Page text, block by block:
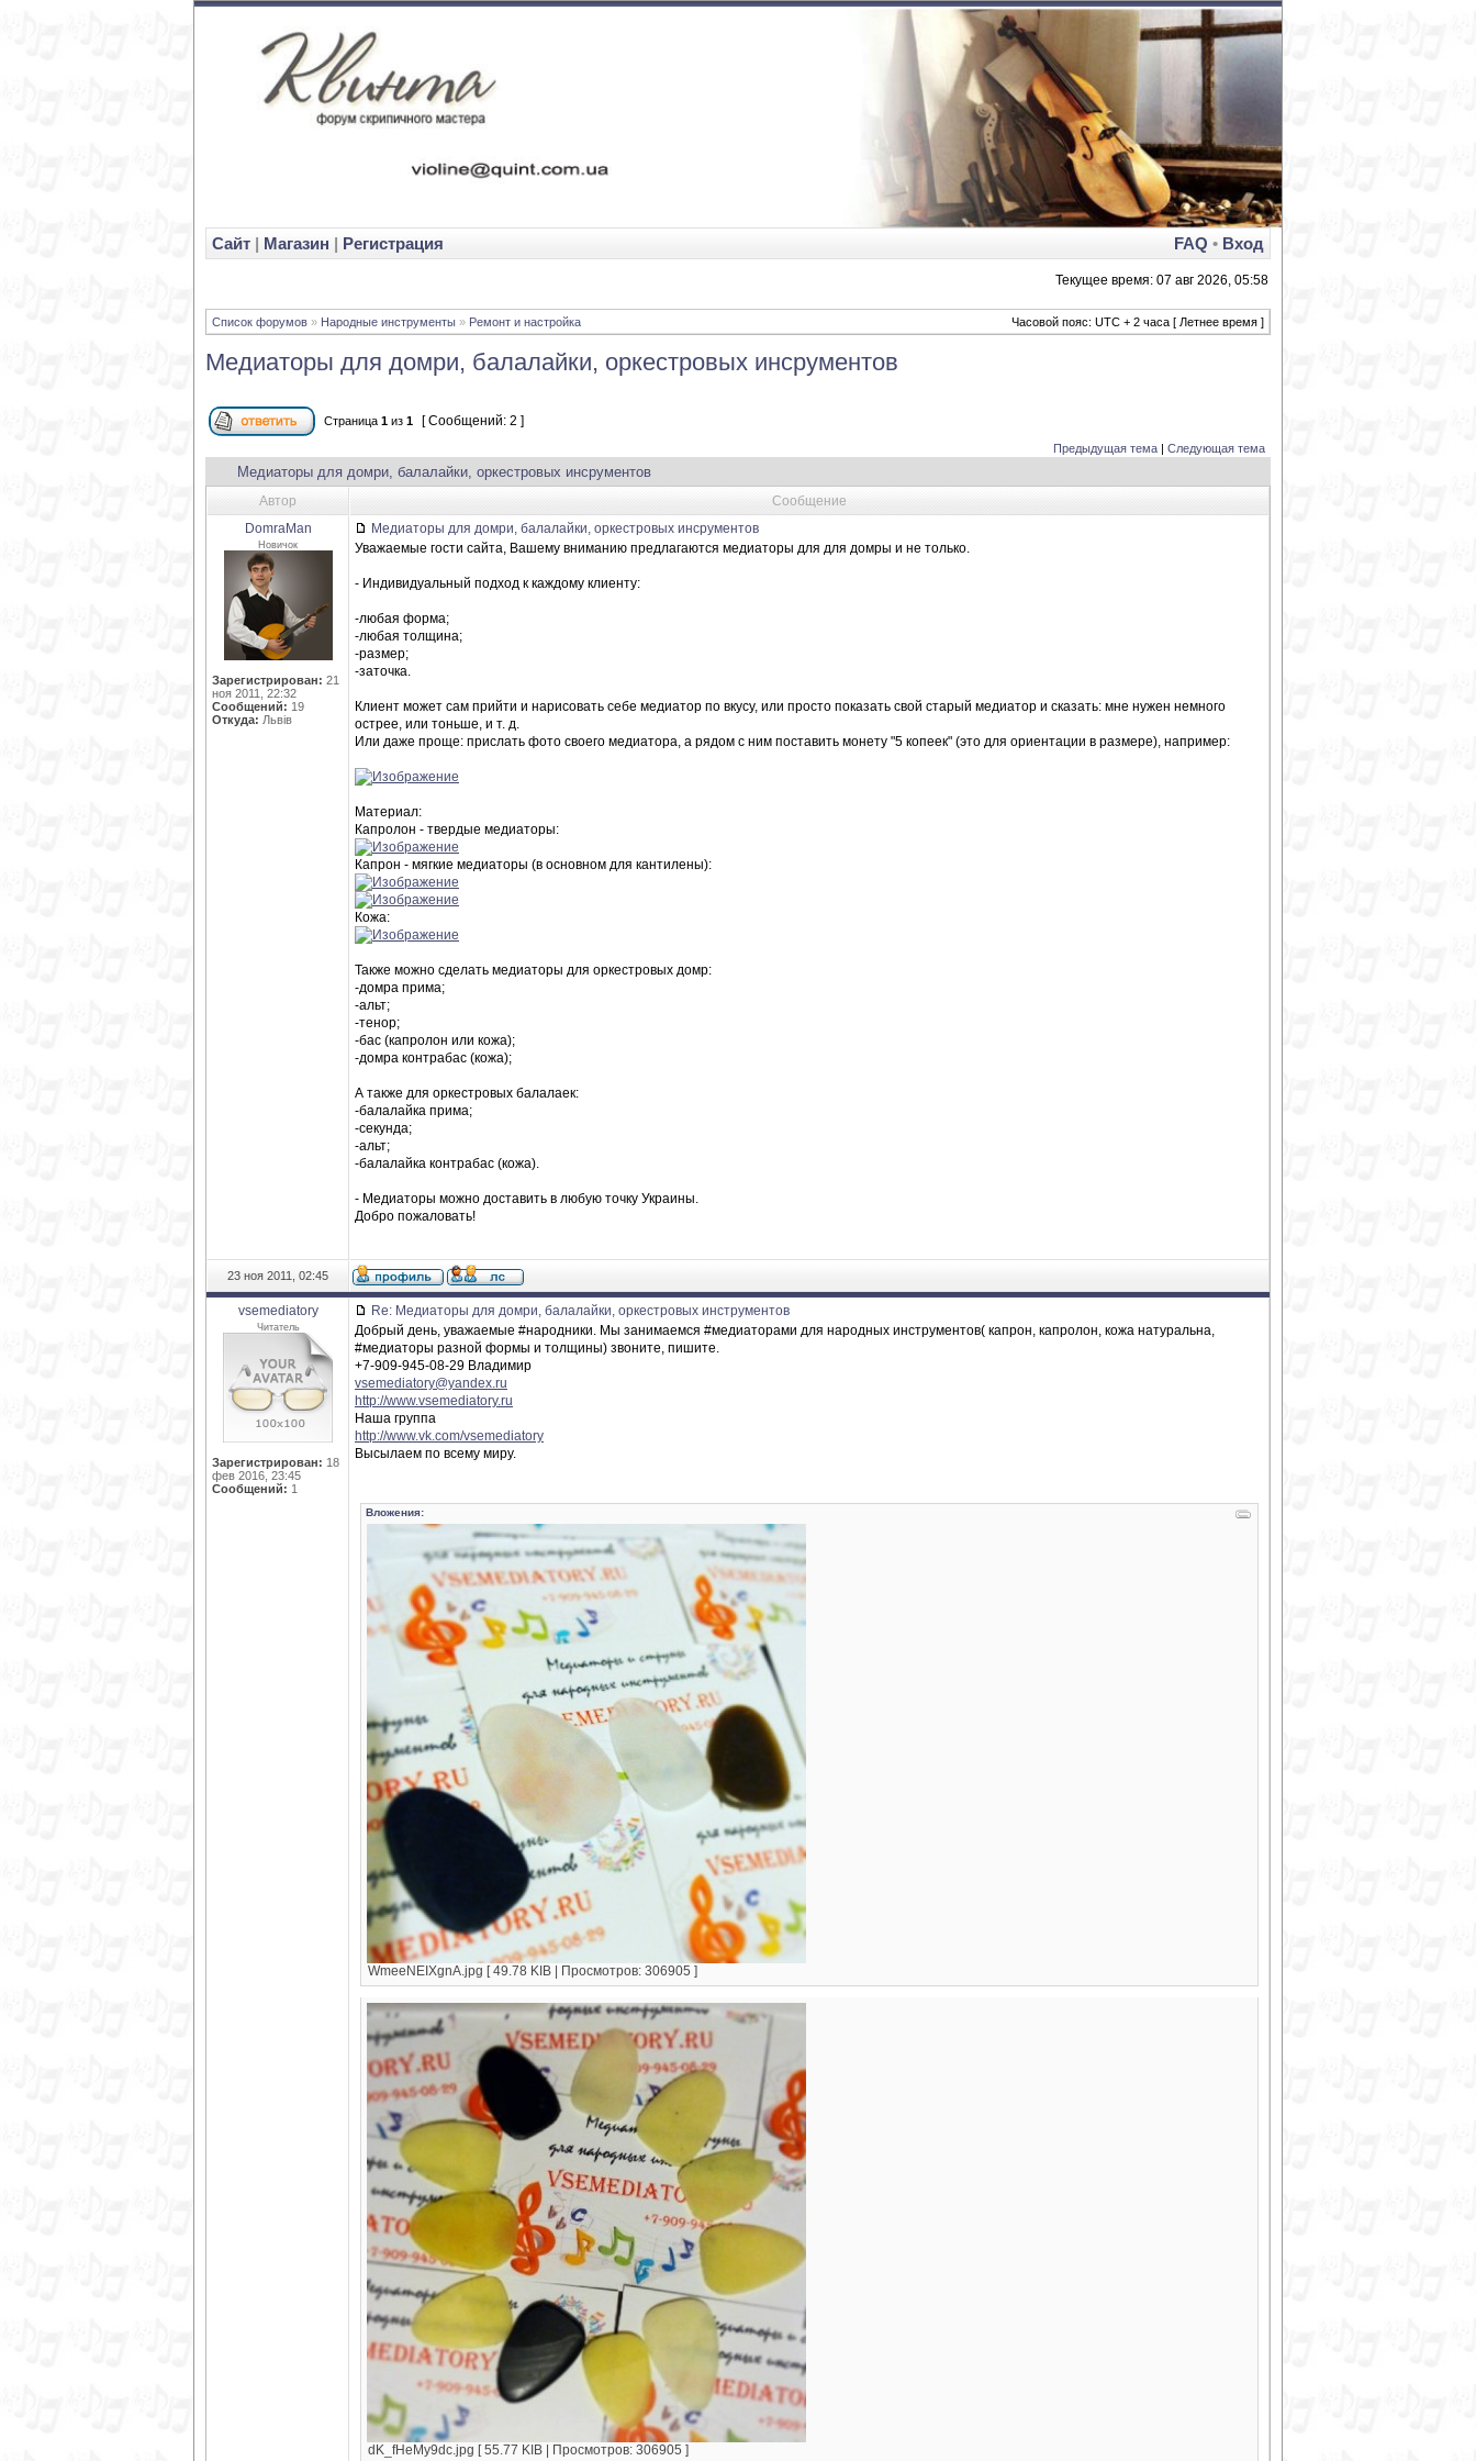
Cайт | Магазин | FAQ • Вход
Регистрация
Текущее время: 07 авг 2026, 05:58
Список форумов » Народные инструменты » Ремонт и настройка Часовой пояс: UTC + 2 часа [ Летнее время ]
Медиаторы для домри, балалайки, оркестровых инсрументов
Страница 1 из 1 [ Сообщений: 2 ]
Предыдущая тема | Следующая тема
Медиаторы для домри, балалайки, оркестровых инсрументов
Автор
Сообщение
DomraMan
Новичок
Зарегистрирован: 21
ноя 2011, 22:32
Сообщений: 19
Откуда: Львів
Медиаторы для домри, балалайки, оркестровых инсрументов
Уважаемые гости сайта, Вашему вниманию предлагаются медиаторы для для домры и не только.
- Индивидуальный подход к каждому клиенту:
-любая форма;
-любая толщина;
-размер;
-заточка.
Клиент может сам прийти и нарисовать себе медиатор по вкусу, или просто показать свой старый медиатор и сказать: мне нужен немного
острее, или тоньше, и т. д.
Или даже проще: прислать фото своего медиатора, а рядом с ним поставить монету "5 копеек" (это для ориентации в размере), например:
Материал:
Капролон - твердые медиаторы:
Капрон - мягкие медиаторы (в основном для кантилены):
Кожа:
Также можно сделать медиаторы для оркестровых домр:
-домра прима;
-альт;
-тенор;
-бас (капролон или кожа);
-домра контрабас (кожа);
А также для оркестровых балалаек:
-балалайка прима;
-секунда;
-альт;
-балалайка контрабас (кожа).
- Медиаторы можно доставить в любую точку Украины.
Добро пожаловать!
23 ноя 2011, 02:45
vsemediatory
Читатель
Зарегистрирован: 18
фев 2016, 23:45
Сообщений: 1
Re: Медиаторы для домри, балалайки, оркестровых инструментов
Добрый день, уважаемые #народники. Мы занимаемся #медиаторами для народных инструментов( капрон, капролон, кожа натуральна,
#медиаторы разной формы и толщины) звоните, пишите.
+7-909-945-08-29 Владимир
vsemediatory@yandex.ru
http://www.vsemediatory.ru
Наша группа
http://www.vk.com/vsemediatory
Высылаем по всему миру.
Вложения:
WmeeNEIXgnA.jpg [ 49.78 KIB | Просмотров: 306905 ]
dK_fHeMy9dc.jpg [ 55.77 KIB | Просмотров: 306905 ]